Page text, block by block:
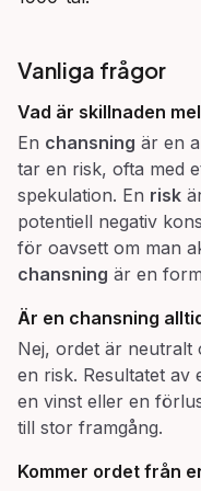
Vanliga frågor
Vad är skillnaden
En chansning är en
tar en risk, ofta med
spekulation. En risk
potentiell negativ
för oavsett om man
chansning är en
Är en chansning
Nej, ordet är neutralt
en risk. Resultatet av
en vinst eller en
till stor framgång.
Kommer ordet från